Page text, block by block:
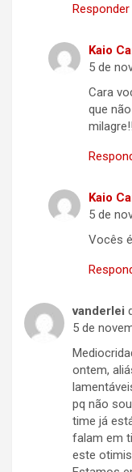
Responder
Kaio
5 de
Cara
que
Kaio
5 de
Vocês
vanderlei
5 de
ontem,
pq não
time já
falam em
este